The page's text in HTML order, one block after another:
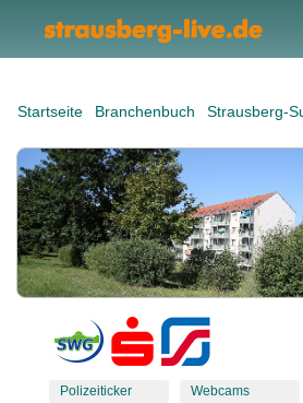
Startseite Branchenbuch Strausberg-
Polizeiticker
Webcams